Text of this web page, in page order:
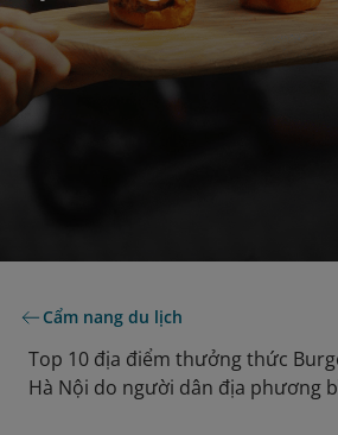
Cẩm nang du lịch
Top 10 địa điểm thưởng thức
Hà Nội do người dân địa phương